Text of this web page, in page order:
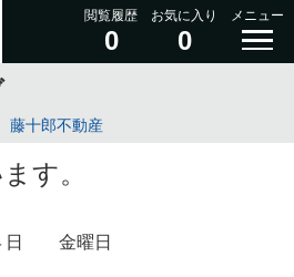
閲覧履歴
0
お気に入り
0
メニュー
十郎不動産
す。
日 金曜日